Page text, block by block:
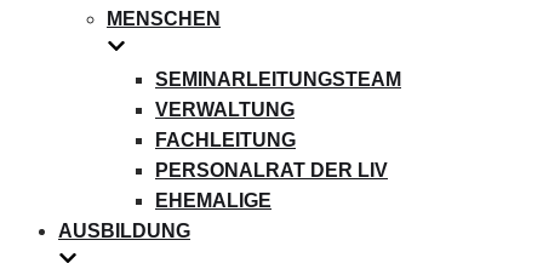
MENSCHEN
SEMINARLEITUNGSTEAM
VERWALTUNG
FACHLEITUNG
PERSONALRAT DER LIV
EHEMALIGE
AUSBILDUNG